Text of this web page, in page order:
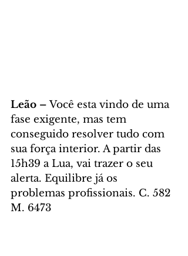
Leão – Você esta vindo de uma
fase exigente, mas tem
conseguido resolver tudo com
sua força interior. A partir das
15h39 a Lua, vai trazer o seu
alerta. Equilibre já os
problemas profissionais. C. 582
M. 6473